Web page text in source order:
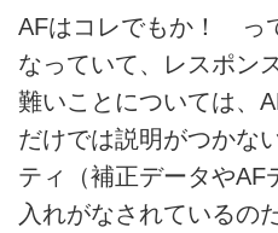
AFはコレでもか！ っ
なっていて、レスポン
難いことについては、
だけでは説明がつかな
ティ（補正データやAF
入れがなされているの